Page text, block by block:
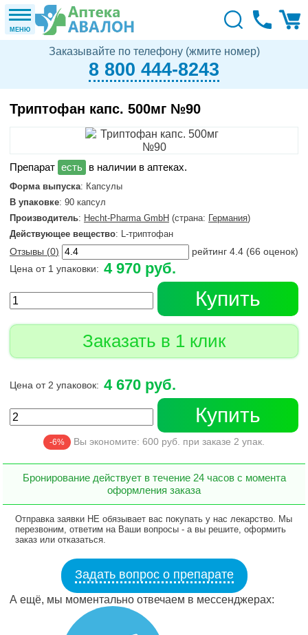
МЕНЮ
Заказывайте по телефону (жмите номер)
8 800 444-8243
Триптофан капс. 500мг №90
в наличии в аптеках.
Форма выпуска: Капсулы
В упаковке: 90 капсул
Производитель: Hecht-Pharma GmbH (страна: Германия)
Действующее вещество: L-триптофан
Отзывы (0) рейтинг 4.4 (66 оценок)
Цена от 1 упаковки: 4 970 руб.
Купить
Заказать в 1 клик
Цена от 2 упаковок: 4 670 руб.
Купить
-6% Вы экономите: 600 руб. при заказе 2 упак.
Бронирование действует в течение 24 часов с момента
оформления заказа
Отправка заявки НЕ обязывает вас покупать у нас лекарство. Мы
перезвоним, ответим на Ваши вопросы - а вы решите, оформить
заказ или отказаться.
Задать вопрос о препарате
А ещё, мы моментально отвечаем в мессенджерах: